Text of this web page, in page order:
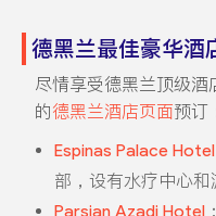
德黑兰最佳豪华酒
尽情享受德黑兰顶级酒
的德黑兰酒店页面预订
Espinas Palace Hotel
部，设有水疗中心和
Parsian Azadi Hotel